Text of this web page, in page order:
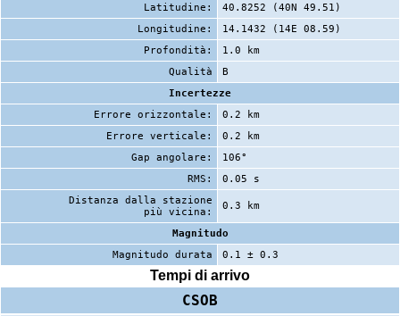
Latitudine:
40.8252 (40N 49.51)
Longitudine:
14.1432 (14E 08.59)
Profondità:
1.0 km
Qualità
B
Incertezze
Errore orizzontale:
0.2 km
Errore verticale:
0.2 km
Gap angolare:
106°
RMS:
0.05 s
Distanza dalla stazione
più vicina:
0.3 km
Magnitudo
Magnitudo durata
0.1 ± 0.3
Tempi di arrivo
CSOB